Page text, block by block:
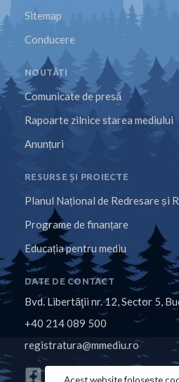
Sitemap
Conducere
NOUTĂȚI
Comunicate de presă
Rapoarte zilnice starea mediului
Anunțuri
RESURSE ȘI PROIECTE
Planul Național de Redresare și
Programe de finanțare
Educația pentru mediu
DATE DE CONTACT
Bvd. Libertăţii nr. 12, Sector 5,
+40 214 089 500
registratura@mmediu.ro